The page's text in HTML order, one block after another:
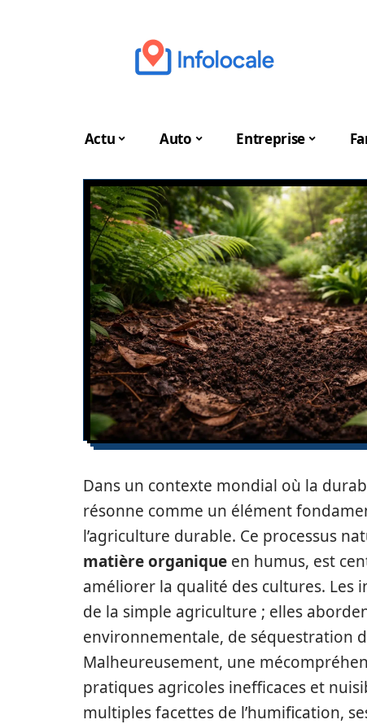
Actu Auto Entreprise
Dans un contexte mondial où la
résonne comme un élément
l’agriculture durable. Ce processus
matière organique en humus, est
améliorer la qualité des cultures. Les
de la simple agriculture ; elles
environnementale, de séquestration
Malheureusement, une
pratiques agricoles inefficaces et
multiples facettes de l’humification,